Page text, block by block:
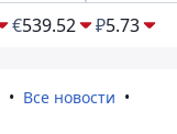
€539.52 ₽5.73
Все новости